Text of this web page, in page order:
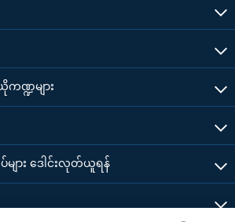
ဏ္ဍများ
ား ဒေါင်းလုတ်ယူရန်